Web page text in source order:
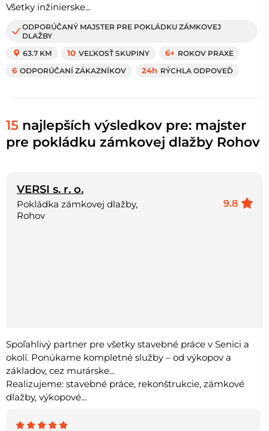
Všetky inžinierske...
ODPORÚČANÝ MAJSTER PRE POKLÁDKU ZÁMKOVEJ
DLAŽBY
63.7 KM
10 VEĽKOSŤ SKUPINY 6+ ROKOV PRAXE
6 ODPORÚČANÍ ZÁKAZNÍKOV 24h RÝCHLA ODPOVEĎ
15 najlepších výsledkov pre: majster
pre pokládku zámkovej dlažby Rohov
VERSI s. r. o.
9.8
Pokládka zámkovej dlažby,
Rohov
Spoľahlivý partner pre všetky stavebné práce v Senici a
okolí. Ponúkame kompletné služby – od výkopov a
základov, cez murárske...
Realizujeme: stavebné práce, rekonštrukcie, zámkové
dlažby, výkopové...